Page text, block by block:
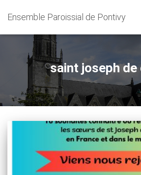
Ensemble Paroissial de Pontivy
saint joseph de